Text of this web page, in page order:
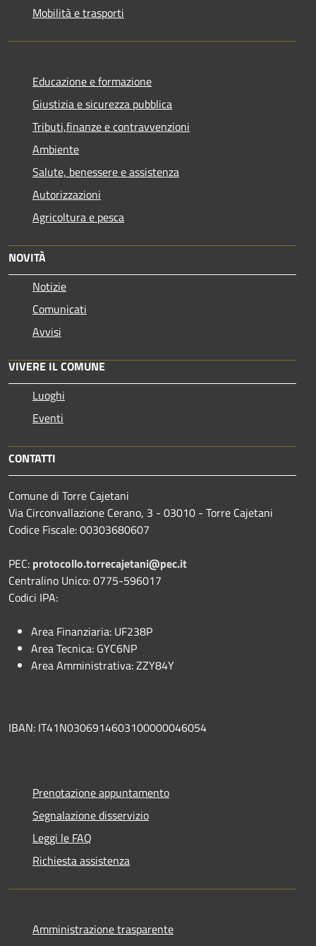
Mobilità e trasporti
Educazione e formazione
Giustizia e sicurezza pubblica
Tributi,finanze e contravvenzioni
Ambiente
Salute, benessere e assistenza
Autorizzazioni
Agricoltura e pesca
NOVITÀ
Notizie
Comunicati
Avvisi
VIVERE IL COMUNE
Luoghi
Eventi
CONTATTI
Comune di Torre Cajetani
Via Circonvallazione Cerano, 3 - 03010 - Torre Cajetani
Codice Fiscale: 00303680607
PEC: protocollo.torrecajetani@pec.it
Centralino Unico: 0775-596017
Codici IPA:
Area Finanziaria: UF238P
Area Tecnica: GYC6NP
Area Amministrativa: ZZY84Y
IBAN: IT41N0306914603100000046054
Prenotazione appuntamento
Segnalazione disservizio
Leggi le FAQ
Richiesta assistenza
Amministrazione trasparente